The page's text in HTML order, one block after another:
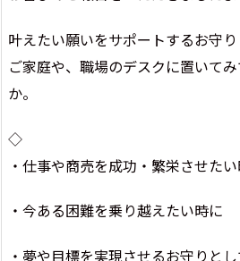
叶えたい願いをサポートするお守り
ご家庭や、職場のデスクに置いて
か。
◇
・仕事や商売を成功・繁栄させた
・今ある困難を乗り越えたい時に
・夢や目標を実現させるお守りとし